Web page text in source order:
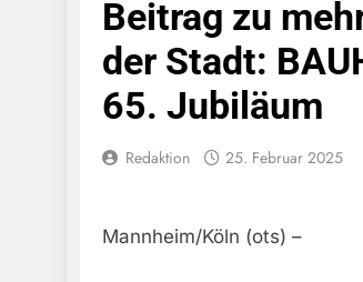
Beitrag zu
der Stadt:
65. Jubiläum
Redaktion 25. Februar 2025
Mannheim/Köln (ots) –